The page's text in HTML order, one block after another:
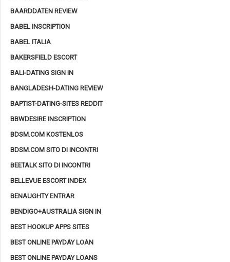
BAARDDATEN REVIEW
BABEL INSCRIPTION
BABEL ITALIA
BAKERSFIELD ESCORT
BALI-DATING SIGN IN
BANGLADESH-DATING REVIEW
BAPTIST-DATING-SITES REDDIT
BBWDESIRE INSCRIPTION
BDSM.COM KOSTENLOS
BDSM.COM SITO DI INCONTRI
BEETALK SITO DI INCONTRI
BELLEVUE ESCORT INDEX
BENAUGHTY ENTRAR
BENDIGO+AUSTRALIA SIGN IN
BEST HOOKUP APPS SITES
BEST ONLINE PAYDAY LOAN
BEST ONLINE PAYDAY LOANS